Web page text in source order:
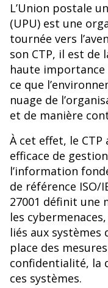
L’Union postale
(UPU) est une
tournée vers
son CTP, il est de
haute importance
ce que
nuage de
et de manière
À cet effet, le
efficace de
l’information
de référence ISO/
27001 définit
les
liés aux
place des
confidentialité, la
ces systèmes.